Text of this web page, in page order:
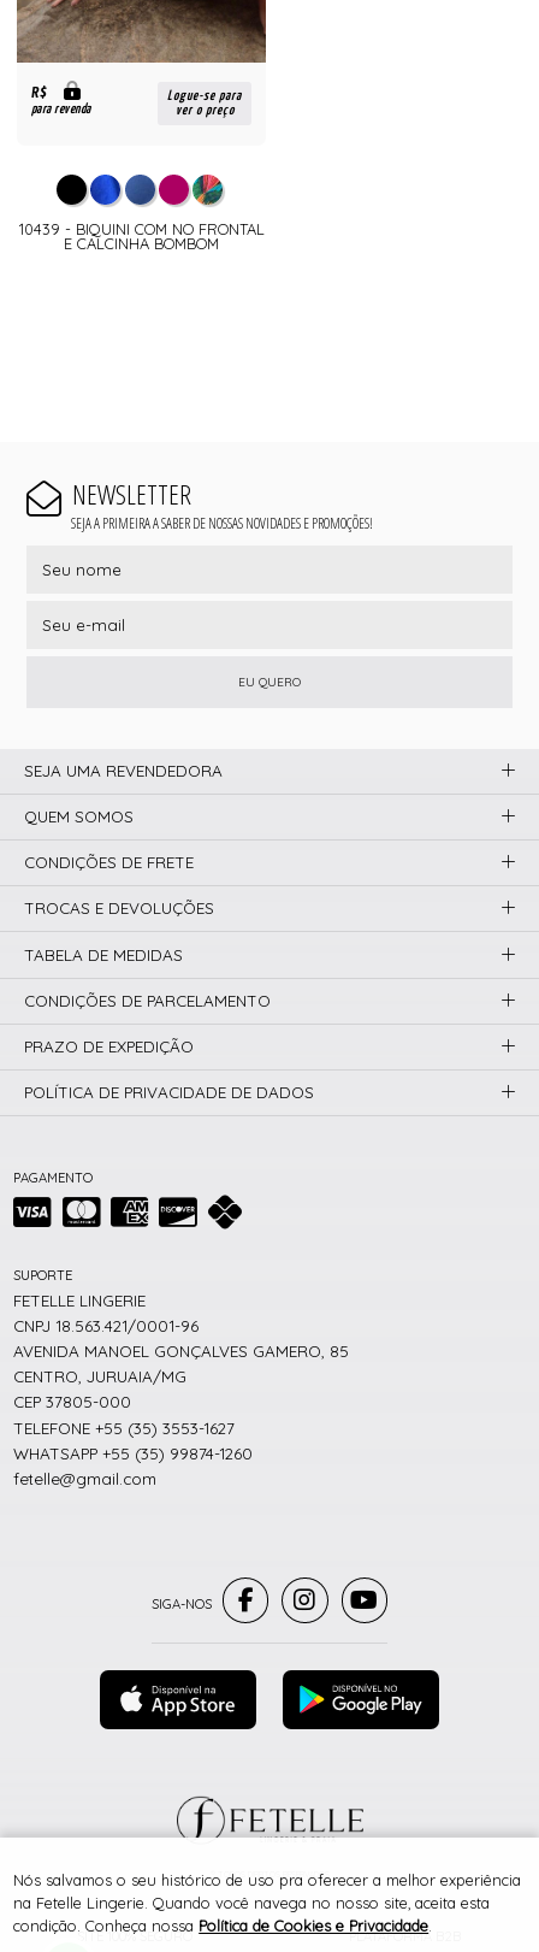
R$
para revenda
Logue-se para
ver o preço
10439 - BIQUINI COM NO FRONTAL
E CALCINHA BOMBOM
NEWSLETTER
SEJA A PRIMEIRA A SABER DE NOSSAS NOVIDADES E PROMOÇÕES!
EU QUERO
PAGAMENTO
SITE 100% SEGURO PLATAFORMA B2B
SUPORTE
FETELLE LINGERIE
CNPJ 18.563.421/0001-96
AVENIDA MANOEL GONÇALVES GAMERO, 85
CENTRO, JURUAIA/MG
CEP 37805-000
TELEFONE +55 (35) 3553-1627
WHATSAPP +55 (35) 99874-1260
fetelle@gmail.com
SEJA UMA REVENDEDORA
QUEM SOMOS
CONDIÇÕES DE FRETE
TROCAS E DEVOLUÇÕES
TABELA DE MEDIDAS
CONDIÇÕES DE PARCELAMENTO
PRAZO DE EXPEDIÇÃO
POLÍTICA DE PRIVACIDADE DE DADOS
® TODOS DIREITOS RESERVADOS
Nós salvamos o seu histórico de uso pra oferecer a melhor experiência
na Fetelle Lingerie. Quando você navega no nosso site, aceita esta
condição. Conheça nossa Política de Cookies e Privacidade